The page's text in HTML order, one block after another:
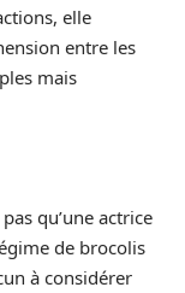
elle
entre les
mais
qu’une actrice
de brocolis
à considérer